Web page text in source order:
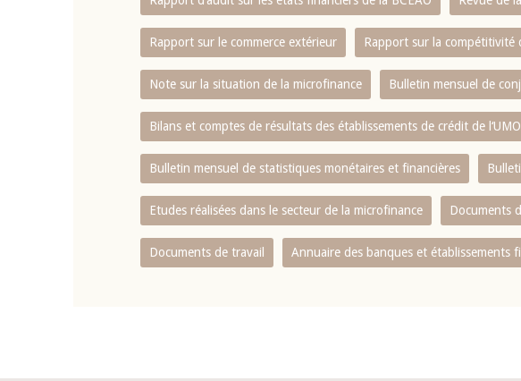
Rapport sur le commerce extérieur Rapport sur la compétitivité
Note sur la situation de la microfinance Bulletin mensuel de
Bilans et comptes de résultats des établissements de crédit de
Bulletin mensuel de statistiques monétaires et financières
Etudes réalisées dans le secteur de la microfinance Documents
Documents de travail Annuaire des banques et établissements